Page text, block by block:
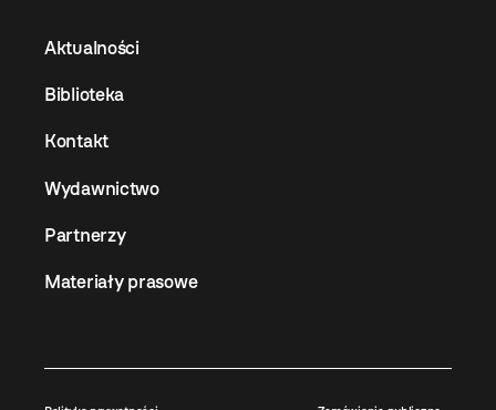
Aktualności
Biblioteka
Kontakt
Wydawnictwo
Partnerzy
Materiały prasowe